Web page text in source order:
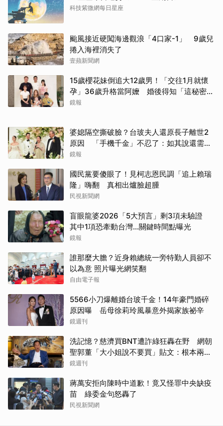
科技紫微網每日星座
颱風接近硬闖海邊觀浪「4口家-1」 9歲兒
捲入海裡消失了
壹蘋新聞網
15歲櫻花妹倒追大12歲男！「交往1月就懷
孕」36歲升格當阿嬤 婚後得知「這秘密」
傻眼了
鏡報
婆媳隔空撕破臉？台玻夫人還原長子離世2
原因 「手機千金」不忍了：如其說還需要
離開嗎？
鏡報
國民黨要傻眼了！見柯志恩民調「追上賴瑞
隆」嗨翻 真相出爐臉超腫
民視新聞網
盲眼龍婆2026「5大預言」剩3項未驗證
其中1項恐牽動台灣...關鍵時間點曝光
鏡報
誰那麼大膽？近身賴總統一旁特勤人員卻不
以為意 照片曝光網笑翻
自由電子報
5566小刀爆離婚台玻千金！14年豪門婚碎
原因曝 岳母徐莉玲風暴意外揭家族祕辛
鏡週刊
洗記憶？慈濟買BNT遭詐綠狂轟在野 網朝
聖郭董「大小姐說不要買」貼文：根本兩碼
事
鏡週刊
蔣萬安拒向陳時中道歉！竟又怪罪中央缺疫
苗 綠委金句怒轟了
民視新聞網
取消